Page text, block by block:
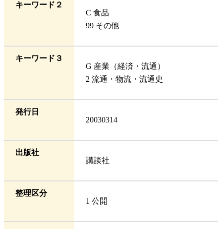
キーワード２
C 食品
99 その他
キーワード３
G 産業（経済・流通）
2 流通・物流・流通史
発行日
20030314
出版社
講談社
整理区分
1 公開